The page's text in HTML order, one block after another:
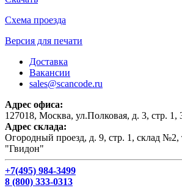
Схема проезда
Версия для печати
Доставка
Вакансии
sales@scancode.ru
Адрес офиса:
127018, Москва, ул.Полковая, д. 3, стр. 1,
Адрес склада:
Огородный проезд, д. 9, стр. 1, склад №2,
"Гвидон"
+7(495) 984-3499
8 (800) 333-0313